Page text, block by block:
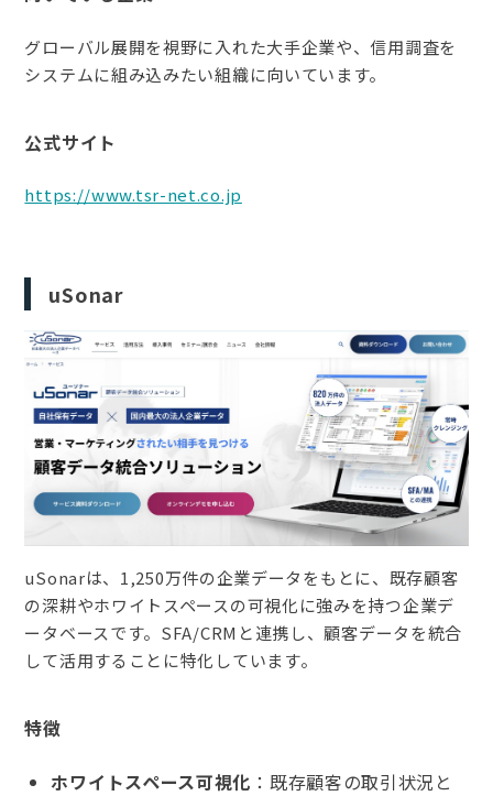
グローバル展開を視野に入れた大手企業や、信用調査を
システムに組み込みたい組織に向いています。
公式サイト
https://www.tsr-net.co.jp
uSonar
uSonarは、1,250万件の企業データをもとに、既存顧客
の深耕やホワイトスペースの可視化に強みを持つ企業デ
ータベースです。SFA/CRMと連携し、顧客データを統合
して活用することに特化しています。
特徴
ホワイトスペース可視化 ：既存顧客の取引状況と